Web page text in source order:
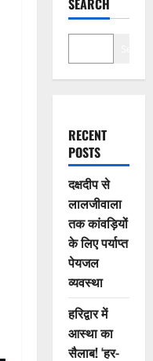
SEARCH
RECENT
POSTS
दक्षदीप से
लालजीवाला
तक कांवड़ियों
के लिए पर्याप्त
पेयजल
व्यवस्था
हरिद्वार में
आस्था का
सैलाब! ‘हर-